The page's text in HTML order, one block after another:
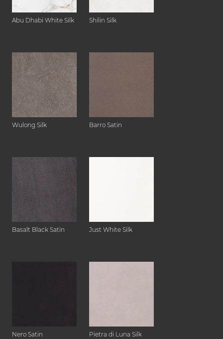
Abu Dhabi White Silk Shilin Silk
Wulong Silk Barro Satin
Basalt Black Satin Just White Silk
Nero Satin Pietra di Luna Silk